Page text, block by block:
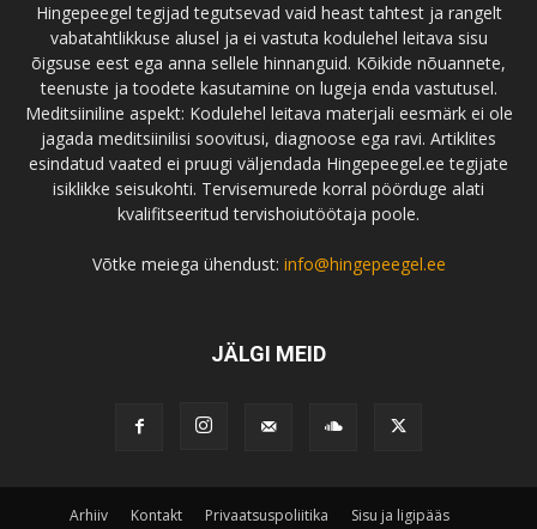
Hingepeegel tegijad tegutsevad vaid heast tahtest ja rangelt
vabatahtlikkuse alusel ja ei vastuta kodulehel leitava sisu
õigsuse eest ega anna sellele hinnanguid. Kõikide nõuannete,
teenuste ja toodete kasutamine on lugeja enda vastutusel.
Meditsiiniline aspekt: Kodulehel leitava materjali eesmärk ei ole
jagada meditsiinilisi soovitusi, diagnoose ega ravi. Artiklites
esindatud vaated ei pruugi väljendada Hingepeegel.ee tegijate
isiklikke seisukohti. Tervisemurede korral pöörduge alati
kvalifitseeritud tervishoiutöötaja poole.
Võtke meiega ühendust: info@hingepeegel.ee
JÄLGI MEID
Arhiiv Kontakt Privaatsuspoliitika Sisu ja ligipääs